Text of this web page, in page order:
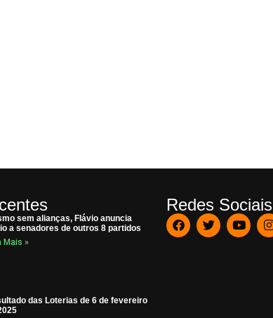
sem alianças, Flávio anuncia
a senadores de outros 8 partidos
Mais »
das Loterias de 6 de fevereiro
Redes Sociais